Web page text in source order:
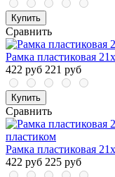
Купить
Сравнить
Рамка пластиковая
422 руб 221 руб
Купить
Сравнить
Рамка пластиковая
422 руб 225 руб